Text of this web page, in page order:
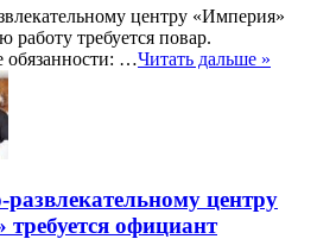
центру «Империя»
работу требуется повар.
обязанности: …Читать дальше »
центру
официант